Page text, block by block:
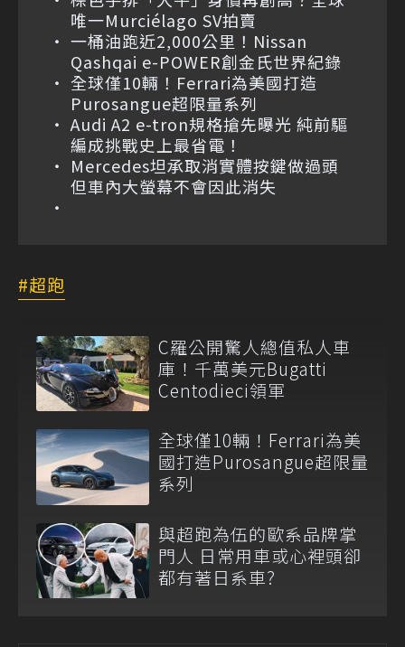
唯一Murciélago SV拍賣
一桶油跑近2,000公里！Nissan
Qashqai e-POWER創金氏世界紀錄
全球僅10輛！Ferrari為美國打造
Purosangue超限量系列
Audi A2 e-tron規格搶先曝光 純前驅
編成挑戰史上最省電！
Mercedes坦承取消實體按鍵做過頭
但車內大螢幕不會因此消失
超跑
C羅公開驚人總值私人車
庫！千萬美元Bugatti
Centodieci領軍
全球僅10輛！Ferrari為美
國打造Purosangue超限量
系列
與超跑為伍的歐系品牌掌
門人 日常用車或心裡頭卻
都有著日系車?